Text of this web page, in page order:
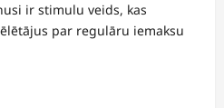
ir stimulu veids, kas
par regulāru iemaksu